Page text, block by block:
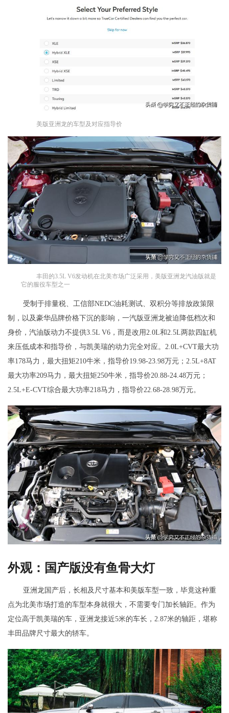
美版亚洲龙的车型及对应指导价
丰田的3.5L V6发动机在北美市场广泛采用，美版亚洲龙汽油版就是
它的服役车型之一
受制于排量税、工信部NEDC油耗测试、双积分等排放政策限
制，以及豪华品牌价格下沉的影响，一汽版亚洲龙被迫降低档次和
身价，汽油版动力不提供3.5L V6，而是改用2.0L和2.5L两款四缸机
来压低成本和指导价，与凯美瑞的动力完全对应。2.0L+CVT最大功
率178马力，最大扭矩210牛米，指导价19.98-23.98万元；2.5L+8AT
最大功率209马力，最大扭矩250牛米，指导价20.88-24.48万元；
2.5L+E-CVT综合最大功率218马力，指导价22.68-28.98万元。
外观：国产版没有鱼骨大灯
亚洲龙国产后，长相及尺寸基本和美版车型一致，毕竟这种重
点为北美市场打造的车型本身就很大，不需要专门加长轴距。作为
定位高于凯美瑞的车，亚洲龙接近5米的车长，2.87米的轴距，堪称
丰田品牌尺寸最大的轿车。